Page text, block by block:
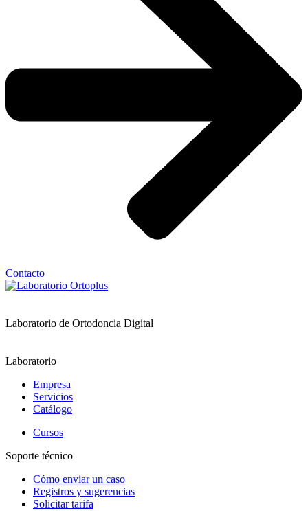
Contacto
Laboratorio de Ortodoncia Digital
Laboratorio
Empresa
Servicios
Catálogo
Cursos
Soporte técnico
Cómo enviar un caso
Registros y sugerencias
Solicitar tarifa